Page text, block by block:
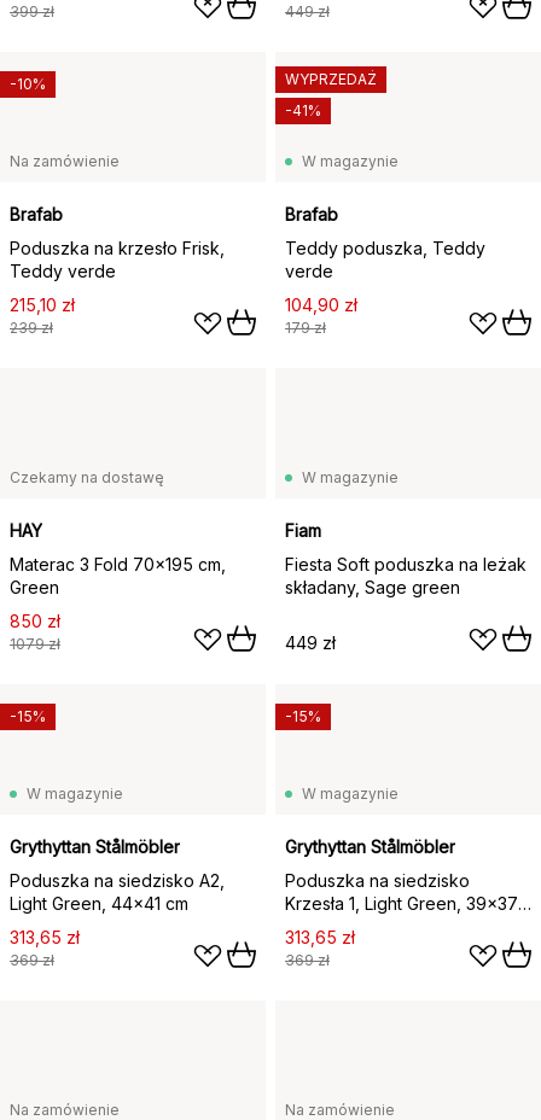
399 zł 449 zł
Na zamówienie
Brafab
Poduszka na krzesło Frisk,
Teddy verde
215,10 zł
239 zł
-10%
W magazynie
Brafab
Teddy poduszka, Teddy
verde
104,90 zł
179 zł
WYPRZEDAŻ
-41%
Czekamy na dostawę
HAY
Materac 3 Fold 70x195 cm,
Green
850 zł
1079 zł
W magazynie
Fiam
Fiesta Soft poduszka na leżak
składany, Sage green
449 zł
W magazynie
Grythyttan Stålmöbler
Poduszka na siedzisko A2,
Light Green, 44×41 cm
313,65 zł
369 zł
-15%
W magazynie
Grythyttan Stålmöbler
Poduszka na siedzisko
Krzesła 1, Light Green, 39x37
cm
313,65 zł
369 zł
-15%
Na zamówienie Na zamówienie